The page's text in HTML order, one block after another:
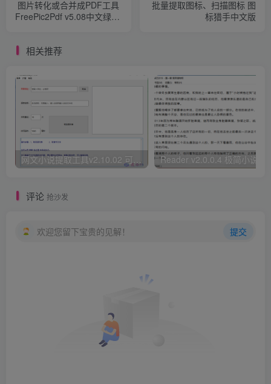
图片转化或合并成PDF工具
FreePic2Pdf v5.08中文绿色
批量提取图标、扫描图标 图
标猎手中文版
相关推荐
评论 抢沙发
欢迎您留下宝贵的见解！ 提交